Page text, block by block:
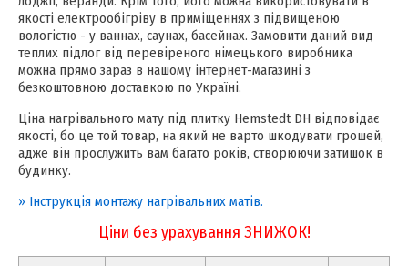
якості електрообігріву в приміщеннях з підвищеною
вологістю - у ваннах, саунах, басейнах. Замовити даний вид
теплих підлог від перевіреного німецького виробника
можна прямо зараз в нашому інтернет-магазині з
безкоштовною доставкою по Україні.
Ціна нагрівального мату під плитку Hemstedt DH відповідає
якості, бо це той товар, на який не варто шкодувати грошей,
адже він прослужить вам багато років, створюючи затишок в
будинку.
» Інструкція монтажу нагрівальних матів.
Ціни без урахування ЗНИЖОК!